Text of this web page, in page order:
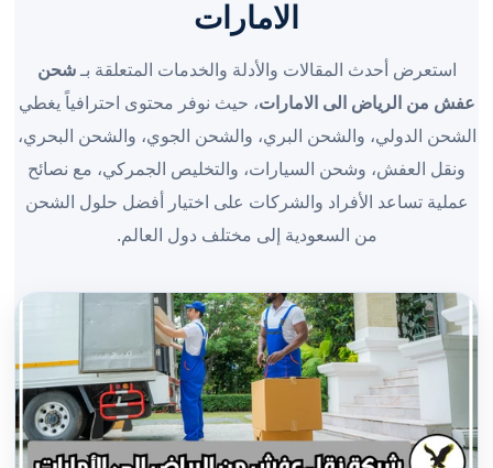
الامارات
استعرض أحدث المقالات والأدلة والخدمات المتعلقة بـشحن
عفش من الرياض الى الامارات، حيث نوفر محتوى احترافياً يغطي
الشحن الدولي، والشحن البري، والشحن الجوي، والشحن البحري،
ونقل العفش، وشحن السيارات، والتخليص الجمركي، مع نصائح
عملية تساعد الأفراد والشركات على اختيار أفضل حلول الشحن
من السعودية إلى مختلف دول العالم.